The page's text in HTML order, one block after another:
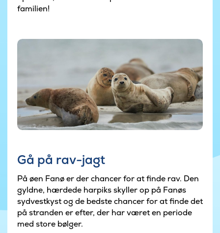
familien!
Gå på rav-jagt
På øen Fanø er der chancer for at finde rav. Den
gyldne, hærdede harpiks skyller op på Fanøs
sydvestkyst og de bedste chancer for at finde det
på stranden er efter, der har været en periode
med store bølger.